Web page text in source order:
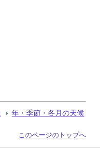
年・季節・各月の天候
このページのトップへ